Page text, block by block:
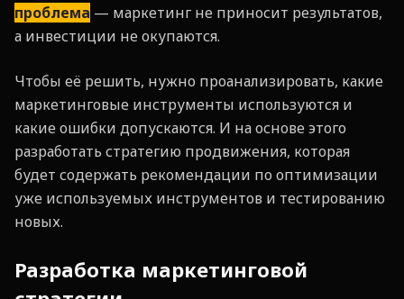
проблема — маркетинг не приносит результатов,
а инвестиции не окупаются.
Чтобы её решить, нужно проанализировать, какие
маркетинговые инструменты используются и
какие ошибки допускаются. И на основе этого
разработать стратегию продвижения, которая
будет содержать рекомендации по оптимизации
уже используемых инструментов и тестированию
новых.
Разработка маркетинговой